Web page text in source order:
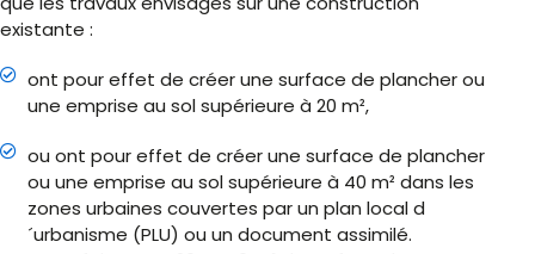
existante :
ont pour effet de créer une surface de plancher ou
une emprise au sol supérieure à 20 m²,
ou ont pour effet de créer une surface de plancher
ou une emprise au sol supérieure à 40 m² dans les
zones urbaines couvertes par un plan local d
´urbanisme (PLU) ou un document assimilé.